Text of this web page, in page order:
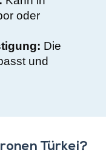
oder
Die
und
Türkei?